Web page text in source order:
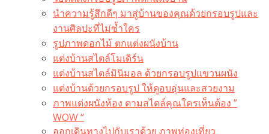
นำความรู้สึกดีๆ มาสู่บ้านของคุณด้วยกรอบรูปและ
งานศิลปะที่ไม่ซ้ำใคร
รูปภาพดอกไม้ ตกแต่งผนังบ้าน
แต่งบ้านสไตล์โมเดิร์น
แต่งบ้านสไตล์มินิมอล ด้วยกรอบรูปแขวนผนัง
แต่งบ้านด้วยกรอบรูป ให้ดูอบอุ่นและสวยงาม
ภาพแต่งผนังห้อง ตามสไตล์คุณใครเห็นต้อง ”
WOW “
ออกเดินทางไปกับเราด้วย ภาพท่องเที่ยว